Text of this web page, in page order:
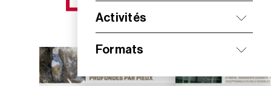
Activités
Formats
NOS NOUVEAUTÉS